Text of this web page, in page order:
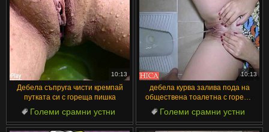
10:13
Дебела съпруга чисти кремпай
путката си с гореща пишка
Големи срамни устни
Съпруга
Близък план
10:13
дебела курва залива пода на
обществена тоалетна с гореща
Големи срамни устни
Близък план
Мокри